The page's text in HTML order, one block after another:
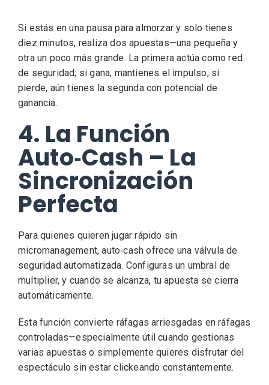
Si estás en una pausa para almorzar y solo tienes
diez minutos, realiza dos apuestas—una pequeña y
otra un poco más grande. La primera actúa como red
de seguridad; si gana, mantienes el impulso; si
pierde, aún tienes la segunda con potencial de
ganancia.
4. La Función
Auto‑Cash – La
Sincronización
Perfecta
Para quienes quieren jugar rápido sin
micromanagement, auto‑cash ofrece una válvula de
seguridad automatizada. Configuras un umbral de
multiplier, y cuando se alcanza, tu apuesta se cierra
automáticamente.
Esta función convierte ráfagas arriesgadas en ráfagas
controladas—especialmente útil cuando gestionas
varias apuestas o simplemente quieres disfrutar del
espectáculo sin estar clickeando constantemente.